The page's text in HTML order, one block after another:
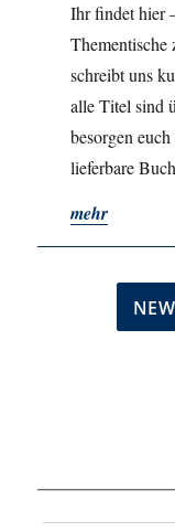
Ihr findet hier
Thementische
schreibt uns
alle Titel sind
besorgen
lieferbare
mehr